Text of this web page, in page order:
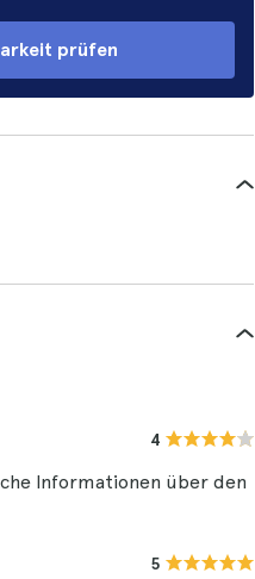
prüfen
4
Informationen über den
5